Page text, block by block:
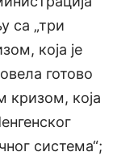
са „три
која је
готово
кризом, која
система“;